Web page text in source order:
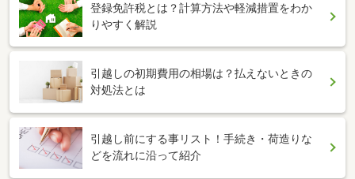
登録免許税とは？計算方法や軽減措置をわか
りやすく解説
引越しの初期費用の相場は？払えないときの
対処法とは
引越し前にする事リスト！手続き・荷造りな
どを流れに沿って紹介